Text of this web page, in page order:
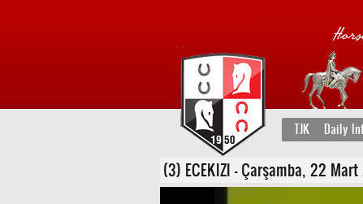
TJK Daily
(3) ECEKIZI - Çarşamba, 22